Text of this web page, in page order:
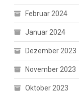
Februar 2024
Januar 2024
Dezember 2023
November 2023
Oktober 2023